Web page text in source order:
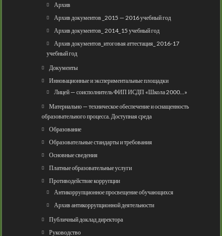
Архив
Архив документов _2015 — 2016 учебный год
Архив документов_ 2014_15 учебный год
Архив документов_итоговая аттестация_ 2016-17
учебный год
Документы
Инновационные и экспериментальные площадки
Лицей — соисполнитель ФИП ИСДП «Школа 2000…»
Материально — техническое обеспечение и оснащенность
образовательного процесса. Доступная среда
Образование
Образовательные стандарты и требования
Основные сведения
Платные образовательные услуги
Противодействие коррупции
Антикоррупционное просвещение обучающихся
Архив антикоррупционной деятельности
Публичный доклад директора
Руководство